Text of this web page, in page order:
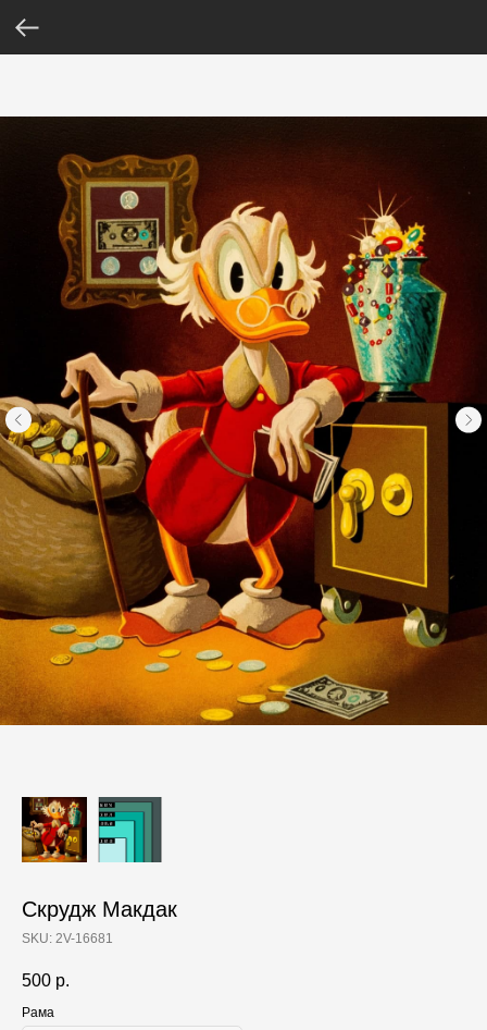
Скрудж Макдак
SKU: 2V-16681
500 р.
Рама